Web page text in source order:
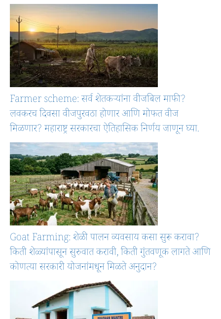
Farmer scheme: सर्व शेतकऱ्यांना वीजबिल माफी?
लवकरच दिवसा वीजपुरवठा होणार आणि मोफत वीज
मिळणार? महाराष्ट्र सरकारचा ऐतिहासिक निर्णय जाणून घ्या.
Goat Farming: शेळी पालन व्यवसाय कसा सुरू करावा?
किती शेळ्यांपासून सुरुवात करावी, किती गुंतवणूक लागते आणि
कोणत्या सरकारी योजनांमधून मिळते अनुदान?